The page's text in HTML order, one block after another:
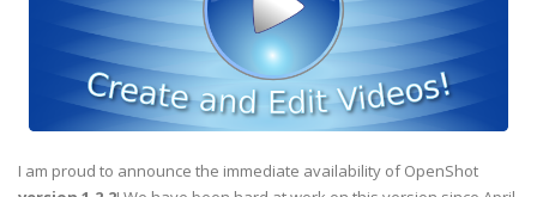
I am proud to announce the immediate availability of OpenShot